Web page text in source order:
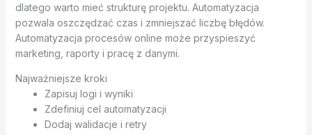
dlatego warto mieć strukturę projektu. Automatyzacja
pozwala oszczędzać czas i zmniejszać liczbę błędów.
Automatyzacja procesów online może przyspieszyć
marketing, raporty i pracę z danymi.
Najważniejsze kroki
Zapisuj logi i wyniki
Zdefiniuj cel automatyzacji
Dodaj walidacje i retry